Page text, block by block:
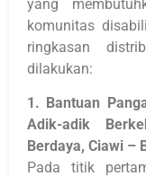
yang
komunitas
ringkasan
dilakukan:
1. Bantuan
Adik-adik
Berdaya, Ciawi –
Pada titik